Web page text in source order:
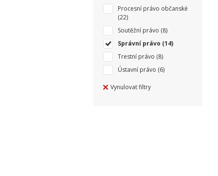
Procesní právo občanské
(22)
Soutěžní právo (8)
Správní právo (14)
Trestní právo (8)
Ústavní právo (6)
Vynulovat filtry